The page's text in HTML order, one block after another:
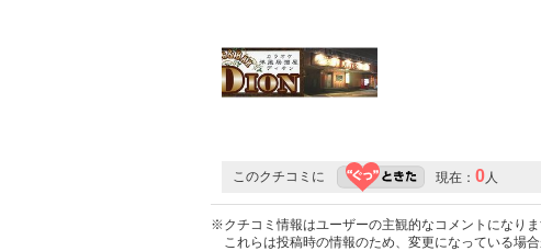
このクチコミに 現在： 0人
※クチコミ情報はユーザーの主観的なコメントになりま
これらは投稿時の情報のため、変更になっている場